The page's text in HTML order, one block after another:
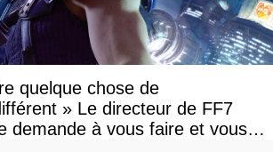
quelque chose de
» Le directeur de FF7
demande à vous faire et vous